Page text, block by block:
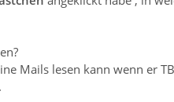
Mails lesen kann wenn er